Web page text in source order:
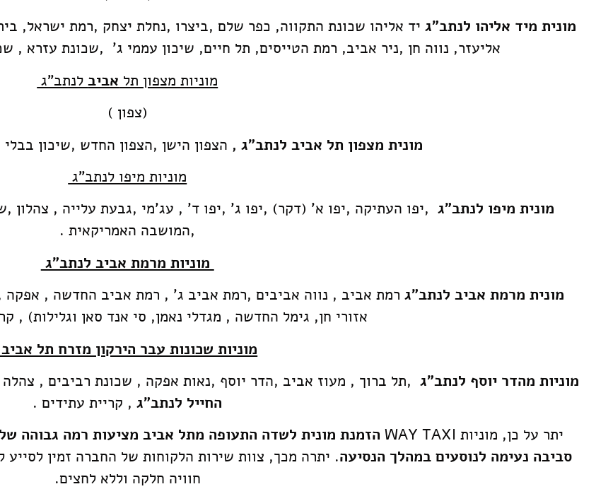
מונית מיד אליהו לנתב"ג יד אליהו שכונת התקווה, כפר שלם ,ביצרו ,נחלת יצחק ,רמת ישראל,
אליעזר, נווה חן ,ניר אביב, רמת הטייסים, תל חיים, שיכון עממי ג' ,שכונת עזרא ,
מוניות מצפון תל אביבלנתב"ג
(צפון )
מונית מצפון תל אביב לנתב"ג , הצפון הישן ,הצפון החדש ,שיכון
מוניות מיפו לנתב"ג
מונית מיפו לנתב"ג,יפו העתיקה ,יפו א' (דקר) ,יפו ג' ,יפו ד' , עג'מי ,גבעת עלייה , צהלון
,המושבה האמריקאית .
מוניות מרמת אביב לנתב"ג
מונית מרמת אביב לנתב"גרמת אביב , נווה אביבים ,רמת אביב ג' , רמת אביב החדשה , אפקה ,
אזורי חן, גימל החדשה , מגדלי נאמן, סי אנד סאן וגלילות) ,
מוניות שכונות עבר הירקון מזרח תל אביב
מוניות מהדר יוסף לנתב"ג ,תל ברוך , מעוז אביב ,הדר יוסף ,נאות אפקה , שכונת רביבים ,
החייל לנתב"ג, קריית עתידים .
יתר על כן, מוניות WAY TAXI
הזמנת מונית לשדה התעופה מתל אביב מציעות רמה גבוהה של
סביבה נעימה לנוסעים במהלך הנסיעה. יתרה מכך, צוות שירות הלקוחות של החברה זמין
חוויה חלקה וללא לחצים.